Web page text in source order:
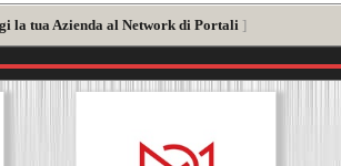
la tua Azienda al Network di Portali ]